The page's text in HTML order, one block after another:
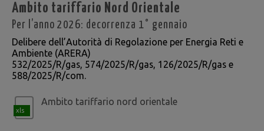
Ambito tariffario Nord Orientale
Per l’anno 2026: decorrenza 1° gennaio
Delibere dell’Autorità di Regolazione per Energia Reti e
Ambiente (ARERA)
532/2025/R/gas, 574/2025/R/gas, 126/2025/R/gas e
588/2025/R/com.
Ambito tariffario nord orientale